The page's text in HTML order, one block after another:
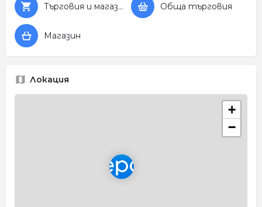
Търговия и магазини Обща търговия
Магазин
Локация
+
−